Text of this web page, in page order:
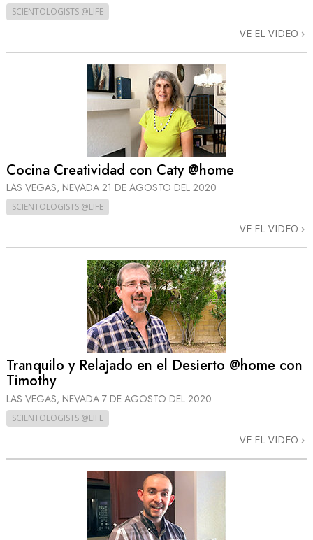
SCIENTOLOGISTS @LIFE
VE EL VIDEO
Cocina Creatividad con Caty @home
LAS VEGAS, NEVADA 21 DE AGOSTO DEL 2020
SCIENTOLOGISTS @LIFE
VE EL VIDEO
Tranquilo y Relajado en el Desierto @home con
Timothy
LAS VEGAS, NEVADA 7 DE AGOSTO DEL 2020
SCIENTOLOGISTS @LIFE
VE EL VIDEO